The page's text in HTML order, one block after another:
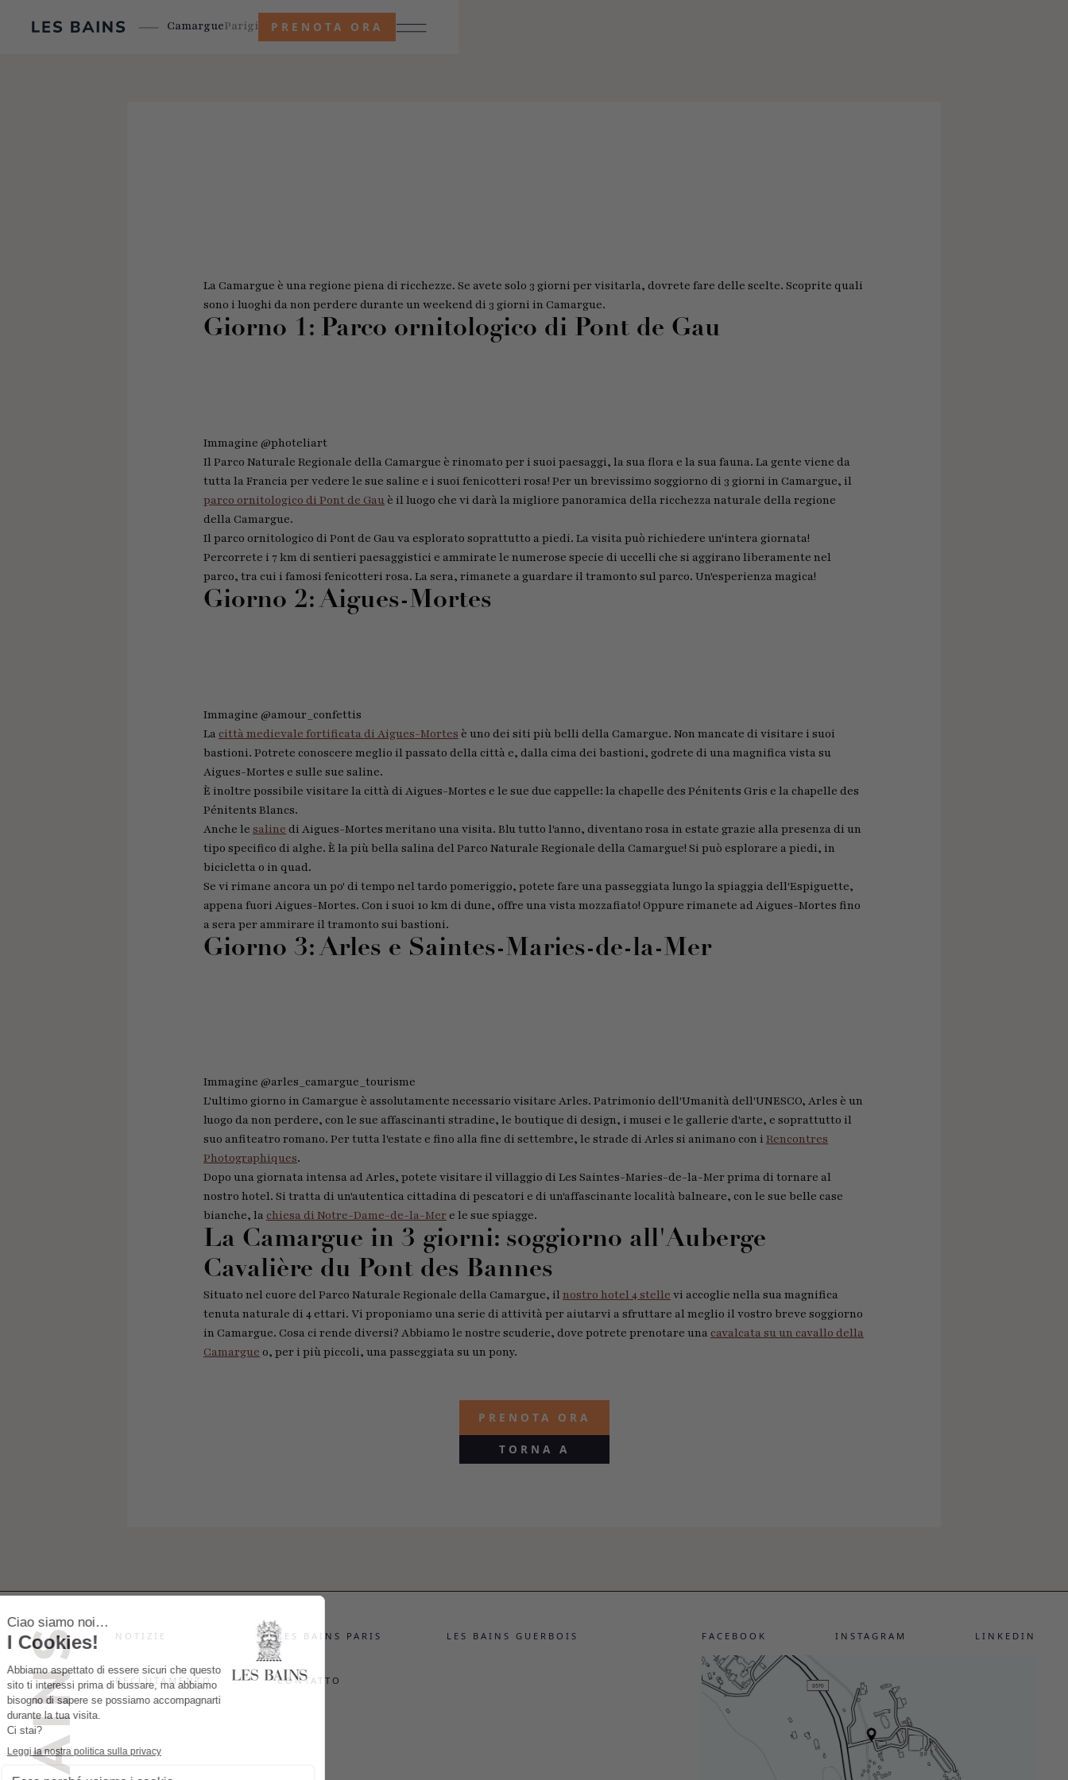
CamargueParigi PRENOTA ORA
La Camargue è una regione piena di ricchezze. Se avete solo 3 giorni per visitarla, dovrete fare delle scelte. Scoprite quali
sono i luoghi da non perdere durante un weekend di 3 giorni in Camargue.
Giorno 1: Parco ornitologico di Pont de Gau
Immagine @photeliart
Il Parco Naturale Regionale della Camargue è rinomato per i suoi paesaggi, la sua flora e la sua fauna. La gente viene da
tutta la Francia per vedere le sue saline e i suoi fenicotteri rosa! Per un brevissimo soggiorno di 3 giorni in Camargue, il
parco ornitologico di Pont de Gau è il luogo che vi darà la migliore panoramica della ricchezza naturale della regione
della Camargue.
Il parco ornitologico di Pont de Gau va esplorato soprattutto a piedi. La visita può richiedere un'intera giornata!
Percorrete i 7 km di sentieri paesaggistici e ammirate le numerose specie di uccelli che si aggirano liberamente nel
parco, tra cui i famosi fenicotteri rosa. La sera, rimanete a guardare il tramonto sul parco. Un'esperienza magica!
Giorno 2: Aigues-Mortes
Immagine @amour_confettis
La città medievale fortificata di Aigues-Mortes è uno dei siti più belli della Camargue. Non mancate di visitare i suoi
bastioni. Potrete conoscere meglio il passato della città e, dalla cima dei bastioni, godrete di una magnifica vista su
Aigues-Mortes e sulle sue saline.
È inoltre possibile visitare la città di Aigues-Mortes e le sue due cappelle: la chapelle des Pénitents Gris e la chapelle des
Pénitents Blancs.
Anche le saline di Aigues-Mortes meritano una visita. Blu tutto l'anno, diventano rosa in estate grazie alla presenza di un
tipo specifico di alghe. È la più bella salina del Parco Naturale Regionale della Camargue! Si può esplorare a piedi, in
bicicletta o in quad.
Se vi rimane ancora un po' di tempo nel tardo pomeriggio, potete fare una passeggiata lungo la spiaggia dell'Espiguette,
appena fuori Aigues-Mortes. Con i suoi 10 km di dune, offre una vista mozzafiato! Oppure rimanete ad Aigues-Mortes fino
a sera per ammirare il tramonto sui bastioni.
Giorno 3: Arles e Saintes-Maries-de-la-Mer
Immagine @arles_camargue_tourisme
L'ultimo giorno in Camargue è assolutamente necessario visitare Arles. Patrimonio dell'Umanità dell'UNESCO, Arles è un
luogo da non perdere, con le sue affascinanti stradine, le boutique di design, i musei e le gallerie d'arte, e soprattutto il
suo anfiteatro romano. Per tutta l'estate e fino alla fine di settembre, le strade di Arles si animano con i Rencontres
Photographiques.
Dopo una giornata intensa ad Arles, potete visitare il villaggio di Les Saintes-Maries-de-la-Mer prima di tornare al
nostro hotel. Si tratta di un'autentica cittadina di pescatori e di un'affascinante località balneare, con le sue belle case
bianche, la chiesa di Notre-Dame-de-la-Mer e le sue spiagge.
La Camargue in 3 giorni: soggiorno all'Auberge
Cavalière du Pont des Bannes
Situato nel cuore del Parco Naturale Regionale della Camargue, ilnostro hotel 4 stelle vi accoglie nella sua magnifica
tenuta naturale di 4 ettari. Vi proponiamo una serie di attività per aiutarvi a sfruttare al meglio il vostro breve soggiorno
in Camargue. Cosa ci rende diversi? Abbiamo le nostre scuderie, dove potrete prenotare una cavalcata su un cavallo della
Camargue o, per i più piccoli, una passeggiata su un pony.
PRENOTA ORA
TORNA A
NOTIZIE LES BAINS PARIS LES BAINS GUERBOIS
RECLUTAMENTO CONTATTO
FACEBOOK INSTAGRAM LINKEDIN